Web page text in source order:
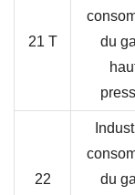
21 T
du
22
du